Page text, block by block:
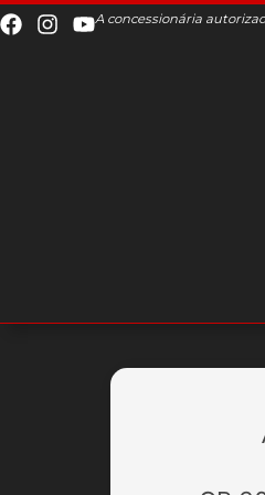
A concessionária